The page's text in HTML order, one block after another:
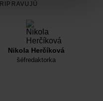
Nikola Herčíková
šéfredaktorka